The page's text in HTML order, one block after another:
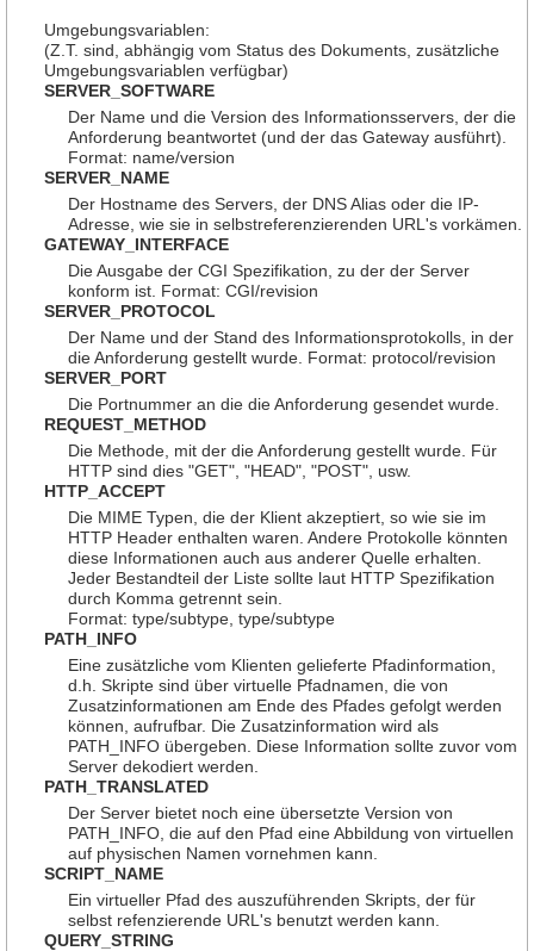
Umgebungsvariablen:
(Z.T. sind, abhängig vom Status des Dokuments, zusätzliche
Umgebungsvariablen verfügbar)
SERVER_SOFTWARE
Der Name und die Version des Informationsservers, der die
Anforderung beantwortet (und der das Gateway ausführt).
Format: name/version
SERVER_NAME
Der Hostname des Servers, der DNS Alias oder die IP-
Adresse, wie sie in selbstreferenzierenden URL's vorkämen.
GATEWAY_INTERFACE
Die Ausgabe der CGI Spezifikation, zu der der Server
konform ist. Format: CGI/revision
SERVER_PROTOCOL
Der Name und der Stand des Informationsprotokolls, in der
die Anforderung gestellt wurde. Format: protocol/revision
SERVER_PORT
Die Portnummer an die die Anforderung gesendet wurde.
REQUEST_METHOD
Die Methode, mit der die Anforderung gestellt wurde. Für
HTTP sind dies "GET", "HEAD", "POST", usw.
HTTP_ACCEPT
Die MIME Typen, die der Klient akzeptiert, so wie sie im
HTTP Header enthalten waren. Andere Protokolle könnten
diese Informationen auch aus anderer Quelle erhalten.
Jeder Bestandteil der Liste sollte laut HTTP Spezifikation
durch Komma getrennt sein.
Format: type/subtype, type/subtype
PATH_INFO
Eine zusätzliche vom Klienten gelieferte Pfadinformation,
d.h. Skripte sind über virtuelle Pfadnamen, die von
Zusatzinformationen am Ende des Pfades gefolgt werden
können, aufrufbar. Die Zusatzinformation wird als
PATH_INFO übergeben. Diese Information sollte zuvor vom
Server dekodiert werden.
PATH_TRANSLATED
Der Server bietet noch eine übersetzte Version von
PATH_INFO, die auf den Pfad eine Abbildung von virtuellen
auf physischen Namen vornehmen kann.
SCRIPT_NAME
Ein virtueller Pfad des auszuführenden Skripts, der für
selbst refenzierende URL's benutzt werden kann.
QUERY_STRING